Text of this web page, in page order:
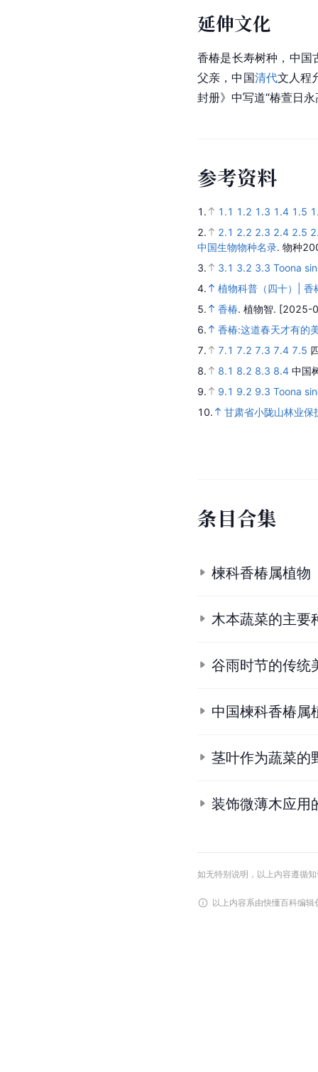
延伸文化
香椿是长寿树种， 中国
父亲，中国清代文人程
封册》中写道“椿萱日
参考资料
1. 1.1 1.2 1.3 1.4 1.5
2.
2.1 2.2 2.3 2.4 2.5
中国生物物种名录. 物种
3.
3.1 3.2 3.3 Toona
4.
植物科普（四十）| 香
5.
香椿. 植物智. [2025-
6.
香椿:这道春天才有的
7.
7.1 7.2 7.3 7.4 7.5
8.
8.1 8.2 8.3 8.4 中国
9.
9.1 9.2 9.3 Toona
10.
甘肃省小陇山林业
条目合集
楝科香椿属植物
木本蔬菜的主要
谷雨时节的传统
中国楝科香椿属
茎叶作为蔬菜的
装饰微薄木应用
如无特别说明，以上内容遵循
以上内容系由快懂百科编